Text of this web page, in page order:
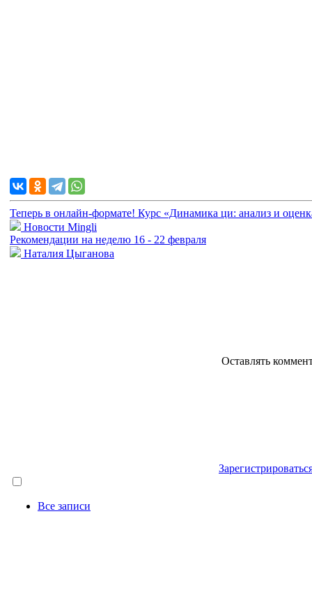
Теперь в онлайн-формате! Курс «Динамика ци: анализ и
Новости Mingli
Рекомендации на неделю 16 - 22 февраля
Наталия Цыганова
Оставлять
Все записи